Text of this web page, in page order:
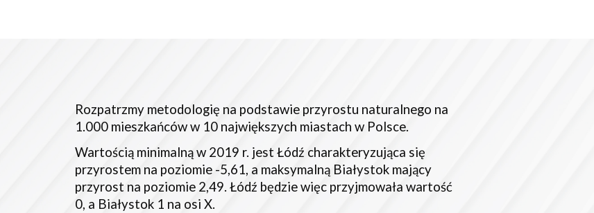
Rozpatrzmy metodologię na podstawie przyrostu naturalnego na
1.000 mieszkańców w 10 największych miastach w Polsce.
Wartością minimalną w 2019 r. jest Łódź charakteryzująca się
przyrostem na poziomie -5,61, a maksymalną Białystok mający
przyrost na poziomie 2,49. Łódź będzie więc przyjmowała wartość
0, a Białystok 1 na osi X.